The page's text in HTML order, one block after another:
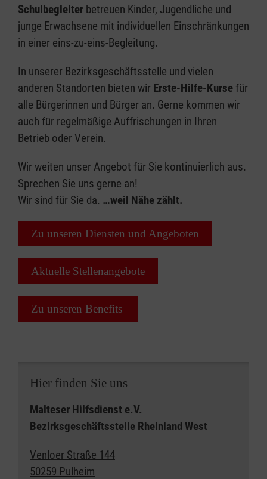
Schulbegleiter betreuen Kinder, Jugendliche und
junge Erwachsene mit individuellen Einschränkungen
in einer eins-zu-eins-Begleitung.
In unserer Bezirksgeschäftsstelle und vielen
anderen Standorten bieten wir Erste-Hilfe-Kurse für
alle Bürgerinnen und Bürger an. Gerne kommen wir
auch für regelmäßige Auffrischungen in Ihren
Betrieb oder Verein.
Wir weiten unser Angebot für Sie kontinuierlich aus.
Sprechen Sie uns gerne an!
Wir sind für Sie da. …weil Nähe zählt.
Zu unseren Diensten und Angeboten
Aktuelle Stellenangebote
Zu unseren Benefits
Hier finden Sie uns
Malteser Hilfsdienst e.V.
Bezirksgeschäftsstelle Rheinland West
Venloer Straße 144
50259 Pulheim